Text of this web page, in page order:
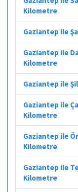
Kilometre
Gaziantep ile
Gaziantep ile
Kilometre
Gaziantep ile
Gaziantep ile
Kilometre
Gaziantep ile
Kilometre
Gaziantep ile
Kilometre